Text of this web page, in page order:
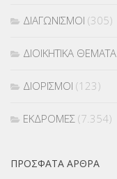
ΔΙΑΓΩΝΙΣΜΟΙ (305)
ΔΙΟΙΚΗΤΙΚΑ ΘΕΜΑΤΑ
ΔΙΟΡΙΣΜΟΙ (123)
ΕΚΔΡΟΜΕΣ (7.354)
ΠΡΌΣΦΑΤΑ ΆΡΘΡΑ